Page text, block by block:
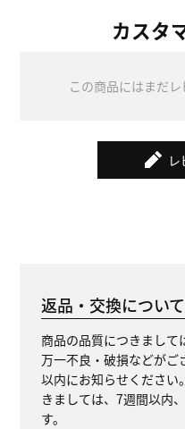
カスタ
この商品にはまだ
返品・交換について
商品の品質につきまして
万一不良・破損などがご
以内にお知らせください
きましては、7週間以内
す。